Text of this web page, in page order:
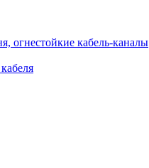
огнестойкие кабель-каналы